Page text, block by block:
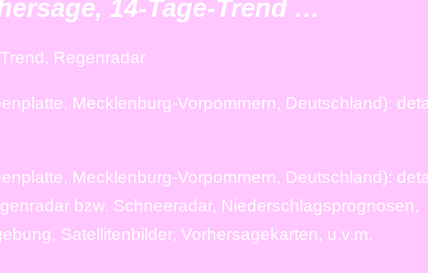
14-Tage-Trend …
Regenradar
Mecklenburg-Vorpommern, Deutschland):
Mecklenburg-Vorpommern, Deutschland):
bzw. Schneeradar, Niederschlagsprognosen,
Satellitenbilder, Vorhersagekarten, u.v.m.